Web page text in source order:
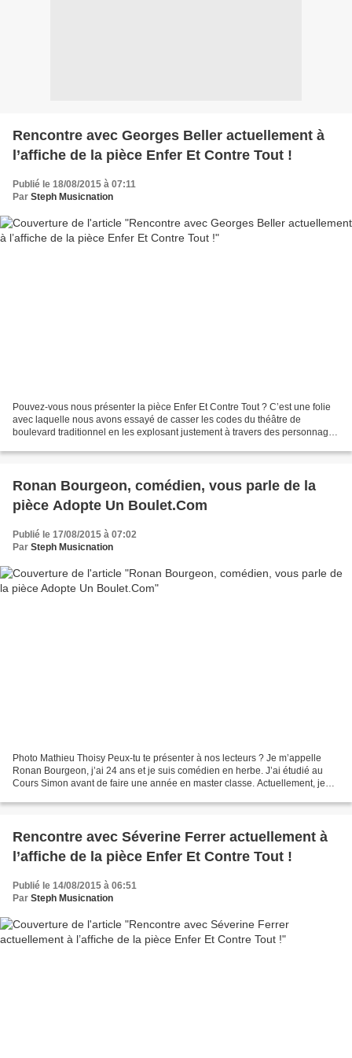
Rencontre avec Georges Beller actuellement à
l’affiche de la pièce Enfer Et Contre Tout !
Publié le 18/08/2015 à 07:11
Par Steph Musicnation
Pouvez-vous nous présenter la pièce Enfer Et Contre Tout ? C’est une folie
avec laquelle nous avons essayé de casser les codes du théâtre de
boulevard traditionnel en les explosant justement à travers des personnages
Ronan Bourgeon, comédien, vous parle de la
pièce Adopte Un Boulet.Com
Publié le 17/08/2015 à 07:02
Par Steph Musicnation
Photo Mathieu Thoisy Peux-tu te présenter à nos lecteurs ? Je m’appelle
Ronan Bourgeon, j’ai 24 ans et je suis comédien en herbe. J’ai étudié au
Cours Simon avant de faire une année en master classe. Actuellement, je
Rencontre avec Séverine Ferrer actuellement à
l’affiche de la pièce Enfer Et Contre Tout !
Publié le 14/08/2015 à 06:51
Par Steph Musicnation